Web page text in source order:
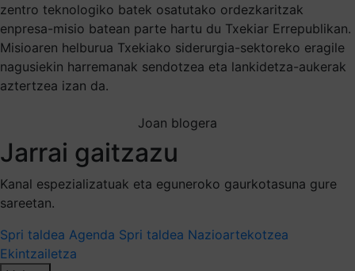
zentro teknologiko batek osatutako ordezkaritzak
enpresa-misio batean parte hartu du Txekiar Errepublikan.
Misioaren helburua Txekiako siderurgia-sektoreko eragile
nagusiekin harremanak sendotzea eta lankidetza-aukerak
aztertzea izan da.
Joan blogera
Jarrai gaitzazu
Kanal espezializatuak eta eguneroko gaurkotasuna gure
sareetan.
Spri taldea Agenda Spri taldea Nazioartekotzea
Ekintzailetza